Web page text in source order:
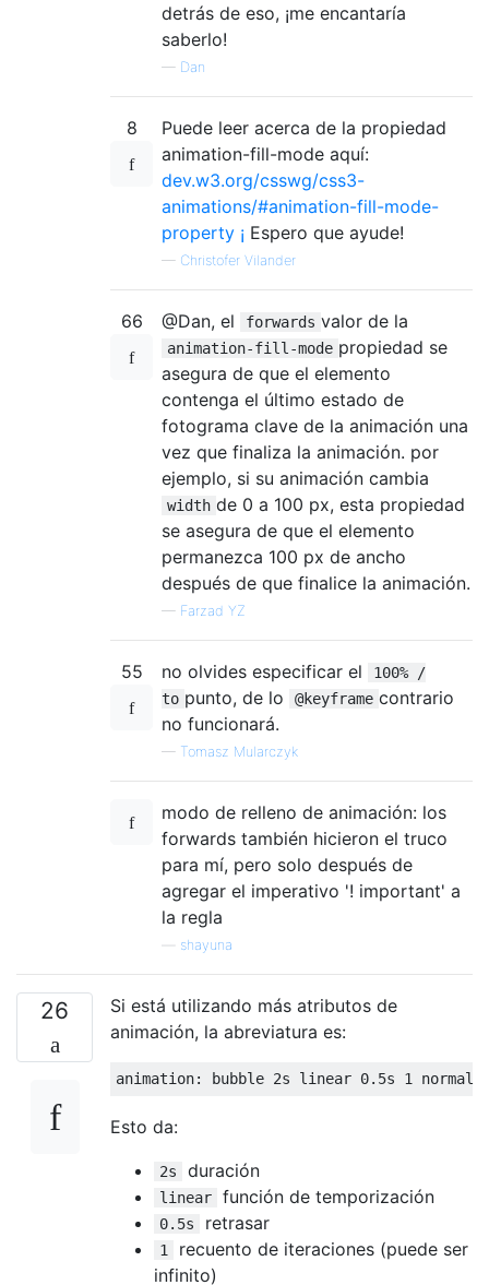
detrás de eso, ¡me encantaría
saberlo!
— Dan
8
Puede leer acerca de la propiedad
animation-fill-mode aquí:
dev.w3.org/csswg/css3-
animations/#animation-fill-mode-
property ¡ Espero que ayude!
— Christofer Vilander
66 @Dan, el forwards valor de la
animation-fill-mode propiedad se
asegura de que el elemento
contenga el último estado de
fotograma clave de la animación una
vez que finaliza la animación. por
ejemplo, si su animación cambia
width de 0 a 100 px, esta propiedad
se asegura de que el elemento
permanezca 100 px de ancho
después de que finalice la animación.
— Farzad YZ
55 no olvides especificar el
100% /
to punto, de lo @keyframe contrario
no funcionará.
— Tomasz Mularczyk
modo de relleno de animación: los
forwards también hicieron el truco
para mí, pero solo después de
agregar el imperativo '! important' a
la regla
shayuna
26
Si está utilizando más atributos de
animación, la abreviatura es:
animation: bubble 2s linear 0.5s 1 normal
Esto da:
2s duración
linear función de temporización
0.5s retrasar
1
recuento de iteraciones (puede ser
infinito)